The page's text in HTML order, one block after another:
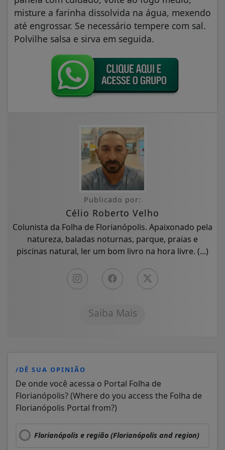
misture a farinha dissolvida na água, mexendo
até engrossar. Se necessário tempere com sal.
Polvilhe salsa e sirva em seguida.
Publicado por:
Célio Roberto Velho
Colunista da Folha de Florianópolis. Apaixonado pela
natureza, baladas noturnas, parque, praias e
piscinas natural, ler um bom livro na hora livre. (...)
Saiba Mais
/DÊ SUA OPINIÃO
De onde você acessa o Portal Folha de
Florianópolis? (Where do you access the Folha de
Florianópolis Portal from?)
Florianópolis e região (Florianópolis and region)